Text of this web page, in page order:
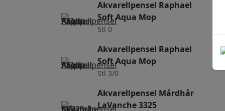
Akvarellpensel Raphael
Soft Aqua Mop
Stl 0
Akvarellpensel Raphael
Soft Aqua Mop
Stl 3/0
Akvarellpensel Mårdhår
LaVanche 3325